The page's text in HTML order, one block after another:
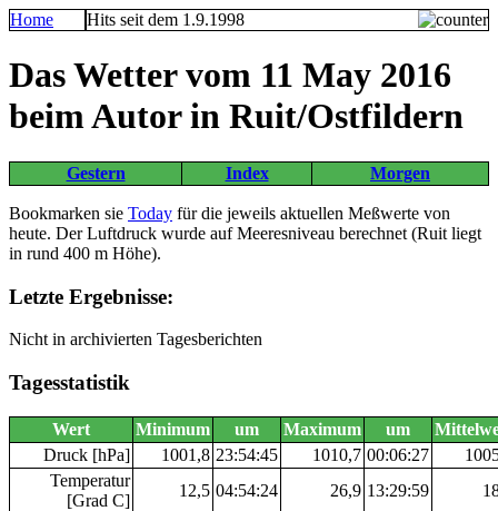
Home Hits seit dem 1.9.1998
Das Wetter vom 11 May 2016
beim Autor in Ruit/Ostfildern
Gestern Index Morgen
Bookmarken sie Today für die jeweils aktuellen Meßwerte von
heute. Der Luftdruck wurde auf Meeresniveau berechnet (Ruit liegt
in rund 400 m Höhe).
Letzte Ergebnisse:
Nicht in archivierten Tagesberichten
Tagesstatistik
Wert Minimum um Maximum um
Druck [hPa]
1001,8 23:54:45 1010,7 00:06:27
Temperatur
[Grad C]
12,5 04:54:24 26,9 13:29:59